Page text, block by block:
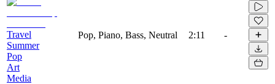
Travel
Summer
Pop
Art
Media
Pop, Piano, Bass, Neutral 2:11 -